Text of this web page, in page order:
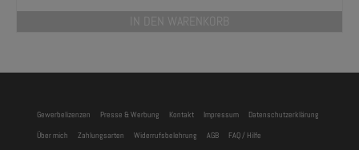
IN DEN WARENKORB
Gewerbelizenzen Presse & Werbung Kontakt Impressum
Datenschutzerklärung
Über mich
Zahlungsarten Widerrufsbelehrung AGB FAQ / Hilfe